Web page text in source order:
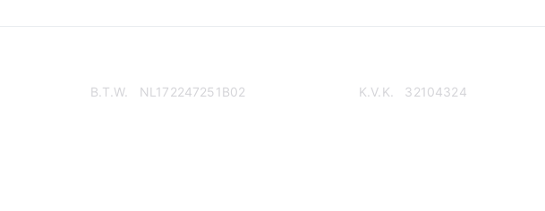
B.T.W. NL172247251B02 K.V.K. 32104324